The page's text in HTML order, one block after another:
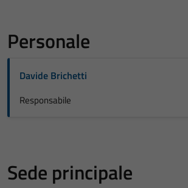
Personale
Davide Brichetti
Responsabile
Sede principale